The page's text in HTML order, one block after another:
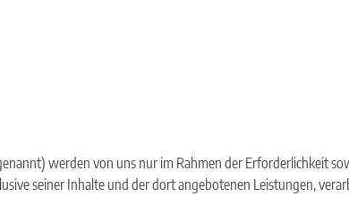
werden von uns nur im Rahmen der Erforderlichkeit
seiner Inhalte und der dort angebotenen Leistungen,